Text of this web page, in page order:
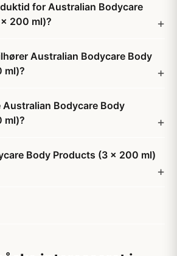
for Australian Bodycare
200 ml)?
Australian Bodycare Body
ml)?
Australian Bodycare Body
ml)?
Body Products (3 x 200 ml)